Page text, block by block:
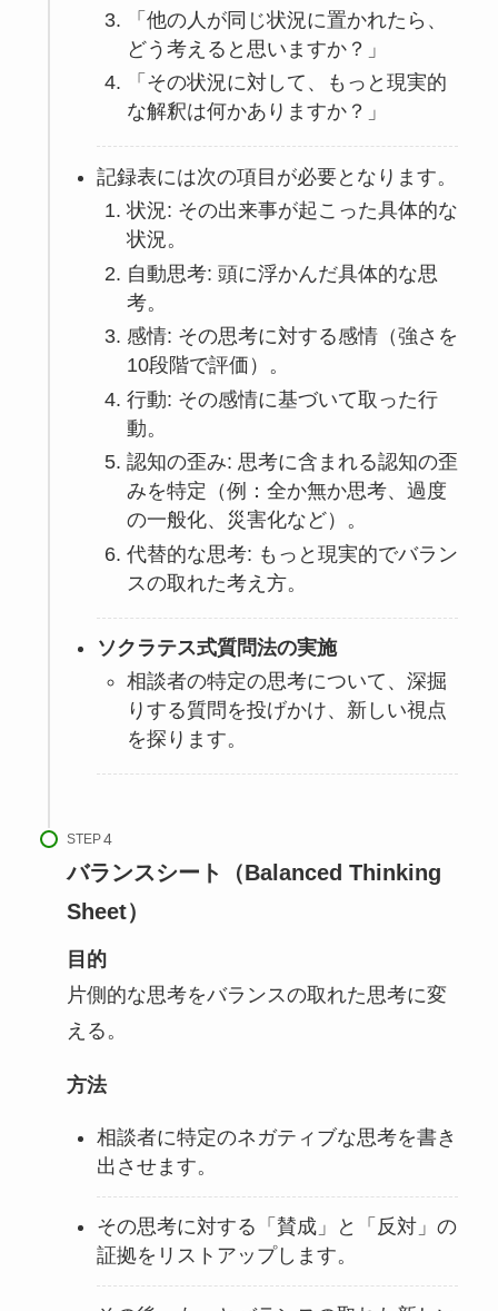
「他の人が同じ状況に置かれたら、
どう考えると思いますか？」
「その状況に対して、もっと現実的
な解釈は何かありますか？」
記録表には次の項目が必要となります。
状況: その出来事が起こった具体的な
状況。
自動思考: 頭に浮かんだ具体的な思
考。
感情: その思考に対する感情（強さを
10段階で評価）。
行動: その感情に基づいて取った行
動。
認知の歪み: 思考に含まれる認知の歪
みを特定（例：全か無か思考、過度
の一般化、災害化など）。
代替的な思考: もっと現実的でバラン
スの取れた考え方。
ソクラテス式質問法の実施
相談者の特定の思考について、深掘
りする質問を投げかけ、新しい視点
を探ります。
STEP
バランスシート（Balanced Thinking
Sheet）
目的
片側的な思考をバランスの取れた思考に変
える。
方法
相談者に特定のネガティブな思考を書き
出させます。
その思考に対する「賛成」と「反対」の
証拠をリストアップします。